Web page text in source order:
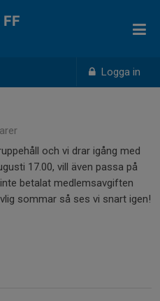
Logga in
och vi drar igång med
17.00, vill även passa på
betalat medlemsavgiften
sommar så ses vi snart igen!